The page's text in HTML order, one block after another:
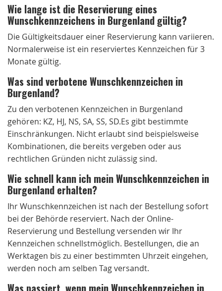
Wie lange ist die Reservierung eines
Wunschkennzeichens in Burgenland gültig?
Die Gültigkeitsdauer einer Reservierung kann variieren.
Normalerweise ist ein reserviertes Kennzeichen für 3
Monate gültig.
Was sind verbotene Wunschkennzeichen in
Burgenland?
Zu den verbotenen Kennzeichen in Burgenland
gehören: KZ, HJ, NS, SA, SS, SD.Es gibt bestimmte
Einschränkungen. Nicht erlaubt sind beispielsweise
Kombinationen, die bereits vergeben oder aus
rechtlichen Gründen nicht zulässig sind.
Wie schnell kann ich mein Wunschkennzeichen in
Burgenland erhalten?
Ihr Wunschkennzeichen ist nach der Bestellung sofort
bei der Behörde reserviert. Nach der Online-
Reservierung und Bestellung versenden wir Ihr
Kennzeichen schnellstmöglich. Bestellungen, die an
Werktagen bis zu einer bestimmten Uhrzeit eingehen,
werden noch am selben Tag versandt.